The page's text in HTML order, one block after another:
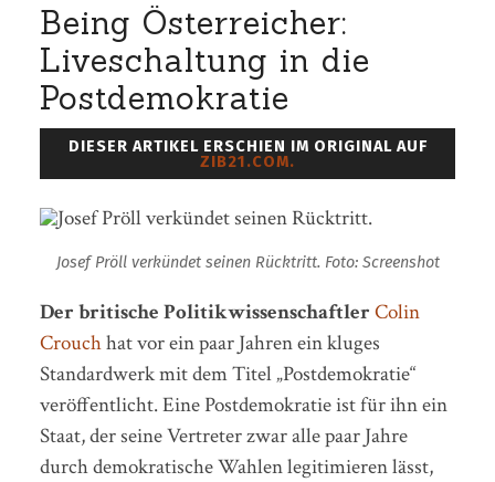
Being Österreicher:
Liveschaltung in die
Postdemokratie
DIESER ARTIKEL ERSCHIEN IM ORIGINAL AUF
ZIB21.COM.
Josef Pröll verkündet seinen Rücktritt. Foto: Screenshot
Der britische Politikwissenschaftler Colin
Crouchhat vor ein paar Jahren ein kluges
Standardwerk mit dem Titel „Postdemokratie“
veröffentlicht. Eine Postdemokratie ist für ihn ein
Staat, der seine Vertreter zwar alle paar Jahre
durch demokratische Wahlen legitimieren lässt,